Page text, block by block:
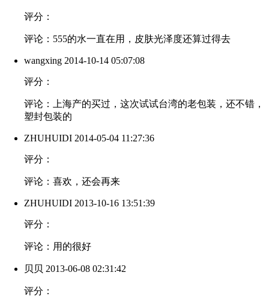
评分：
评论：555的水一直在用，皮肤光泽度还算过得去
wangxing 2014-10-14 05:07:08
评分：
评论：上海产的买过，这次试试台湾的老包装，还不错，
塑封包装的
ZHUHUIDI 2014-05-04 11:27:36
评分：
评论：喜欢，还会再来
ZHUHUIDI 2013-10-16 13:51:39
评分：
评论：用的很好
贝贝 2013-06-08 02:31:42
评分：